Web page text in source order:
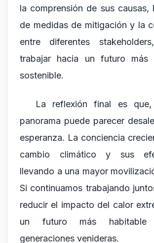
la comprensión de sus causas,
de medidas de mitigación y la
entre diferentes
trabajar hacia un futuro más
sostenible.
La reflexión final es
panorama puede parecer
esperanza. La conciencia
cambio climático y sus
llevando a una mayor
Si continuamos trabajando
reducir el impacto del calor
un futuro más
generaciones venideras.